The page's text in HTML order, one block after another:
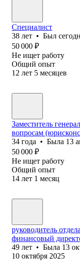
Специалист
38 лет • Был
50 000 ₽
Не ищет работу
Общий опыт
12 лет 5 месяцев
Заместитель
вопросам
34 года • Была 13
50 000 ₽
Не ищет работу
Общий опыт
14 лет 1 месяц
руководитель
финансовый
49 лет • Была 13
10 октября 2025